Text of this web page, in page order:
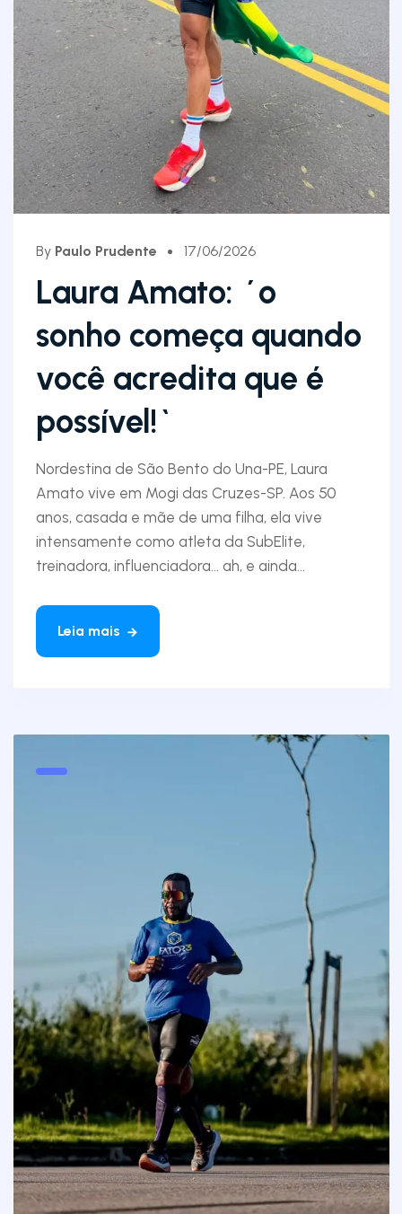
By Paulo Prudente 17/06/2026
Laura Amato: ´o
sonho começa quando
você acredita que é
possível!`
Nordestina de São Bento do Una-PE, Laura
Amato vive em Mogi das Cruzes-SP. Aos 50
anos, casada e mãe de uma filha, ela vive
intensamente como atleta da SubElite,
treinadora, influenciadora... ah, e ainda...
Leia mais